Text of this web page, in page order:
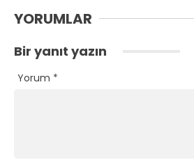
YORUMLAR
Bir yanıt yazın
Yorum *